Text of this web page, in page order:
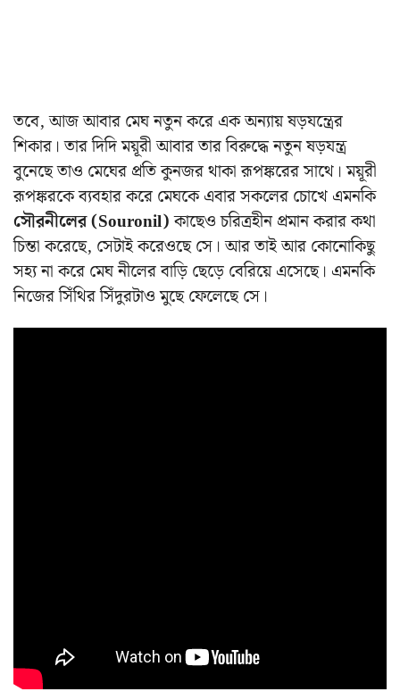
তবে, আজ আবার মেঘ নতুন করে এক অন্যায় ষড়যন্ত্রের
শিকার। তার দিদি ময়ূরী আবার তার বিরুদ্ধে নতুন ষড়যন্ত্র
বুনেছে তাও মেঘের প্রতি কুনজর থাকা রূপঙ্করের সাথে। ময়ূরী
রূপঙ্করকে ব্যবহার করে মেঘকে এবার সকলের চোখে এমনকি
সৌরনীলের (Souronil)কাছেও চরিত্রহীন প্রমান করার কথা
চিন্তা করেছে, সেটাই করেওছে সে। আর তাই আর কোনোকিছু
সহ্য না করে মেঘ নীলের বাড়ি ছেড়ে বেরিয়ে এসেছে। এমনকি
নিজের সিঁথির সিঁদুরটাও মুছে ফেলেছে সে।